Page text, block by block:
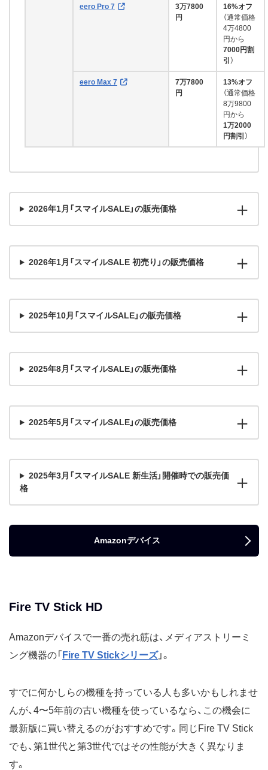
eero Pro 7
3万7800
円
16%オフ
（通常価格
4万4800
円から
7000円割
引 ）
eero Max 7
7万7800
円
13%オフ
（通常価格
8万9800
円から
1万2000
円割引 ）
2026年1月「スマイルSALE」の販売価格
2026年1月「スマイルSALE 初売り」の販売価格
2025年10月「スマイルSALE」の販売価格
2025年8月「スマイルSALE」の販売価格
2025年5月「スマイルSALE」の販売価格
2025年3月「スマイルSALE 新生活」開催時での販売価
格
Amazonデバイス
Fire TV Stick HD
Amazonデバイスで一番の売れ筋は、メディアストリーミ
ング機器の「 Fire TV Stickシリーズ」。
すでに何かしらの機種を持っている人も多いかもしれませ
んが、4〜5年前の古い機種を使っているなら、この機会に
最新版に買い替えるのがおすすめです。同じFire TV Stick
でも、第1世代と第3世代ではその性能が大きく異なりま
す。